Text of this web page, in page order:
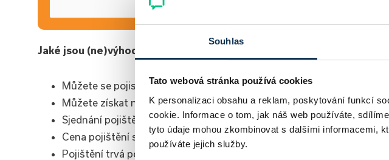
Souhlas
Tato webová stránka používá cookies
K personalizaci obsahu a reklam, poskytování funkcí
cookie. Informace o tom, jak náš web používáte,
tyto údaje mohou zkombinovat s dalšími informacemi,
používáte jejich služby.
Jaké jsou (ne)výhody pojištění proti neschopnosti splácet
Můžete se pojistit i pro případ ztráty zaměstnání
Můžete získat nižší úrokovou sazbu na úvěr, a to i o několik desetin
Sjednání pojištění není nijak náročné.
Cena pojištění se odvíjí od výše úvěru a pojištěných rizik.
Pojištění trvá po dobu trvání úvěru.